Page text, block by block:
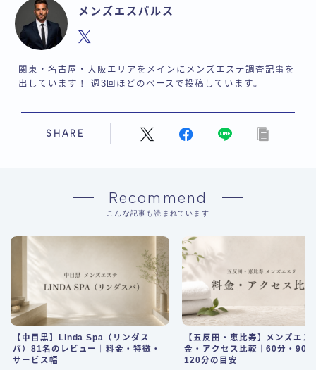
メンズエスパルス
関東・名古屋・大阪エリアをメインにメンズエステ調査記事を
出しています！ 週3回ほどのペースで投稿しています。
SHARE
Recommend
こんな記事も読まれています
【中目黒】Linda Spa（リンダス
パ）81名のレビュー｜料金・特徴・
サービス幅
【五反田・恵比寿】メンズエス
金・アクセス比較｜60分・90
120分の目安